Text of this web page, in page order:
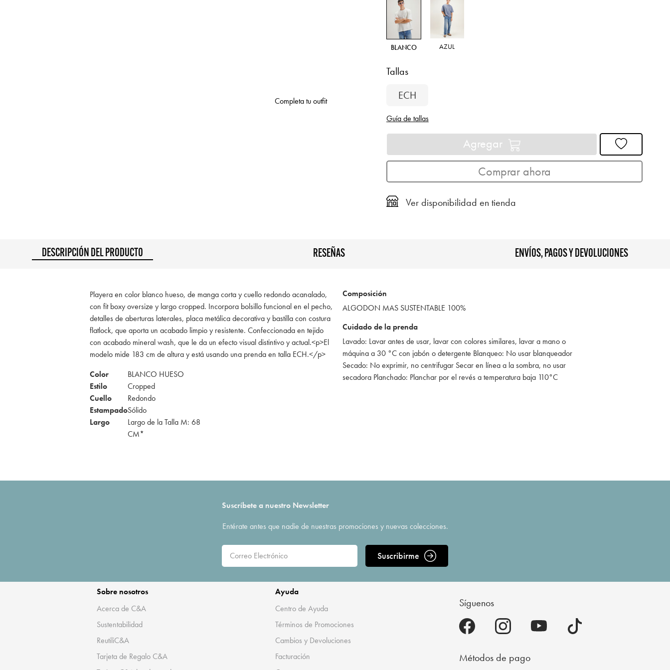
Completa tu outfit
BLANCO AZUL
Tallas
ECH
Guía de tallas
Agregar
Comprar ahora
Ver disponibilidad en tienda
DESCRIPCIÓN DEL PRODUCTO RESEÑAS ENVÍOS, PAGOS Y DEVOLUCIONES
Playera en color blanco hueso, de manga corta y cuello redondo acanalado,
con fit boxy oversize y largo cropped. Incorpora bolsillo funcional en el pecho,
detalles de aberturas laterales, placa metálica decorativa y bastilla con costura
flatlock, que aporta un acabado limpio y resistente. Confeccionada en tejido
con acabado mineral wash, que le da un efecto visual distintivo y actual.<p>El
modelo mide 183 cm de altura y está usando una prenda en talla ECH.</p>
Color
BLANCO HUESO
Estilo
Cropped
Cuello
Redondo
EstampadoSólido
Largo
Largo de la Talla M: 68
CM*
Composición
ALGODON MAS SUSTENTABLE 100%
Cuidado de la prenda
Lavado: Lavar antes de usar, lavar con colores similares, lavar a mano o
máquina a 30 °C con jabón o detergente Blanqueo: No usar blanqueador
Secado: No exprimir, no centrifugar Secar en línea a la sombra, no usar
secadora Planchado: Planchar por el revés a temperatura baja 110°C
Suscríbete a nuestro Newsletter
Entérate antes que nadie de nuestras promociones y nuevas colecciones.
Suscribirme
Sobre nosotros
Acerca de C&A
Sustentabilidad
ReutiliC&A
Tarjeta de Regalo C&A
Ayuda
Centro de Ayuda
Términos de Promociones
Cambios y Devoluciones
Facturación
Síguenos
Métodos de pago